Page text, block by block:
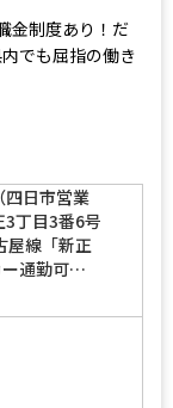
金制度あり！だ
でも屈指の働き
四日市営業
3丁目3番6号
屋線「新正
ー通勤可…